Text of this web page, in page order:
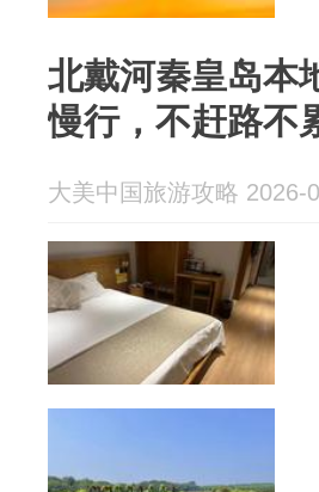
北戴河秦皇岛本
慢行，不赶路不
大美中国旅游攻略 2026-